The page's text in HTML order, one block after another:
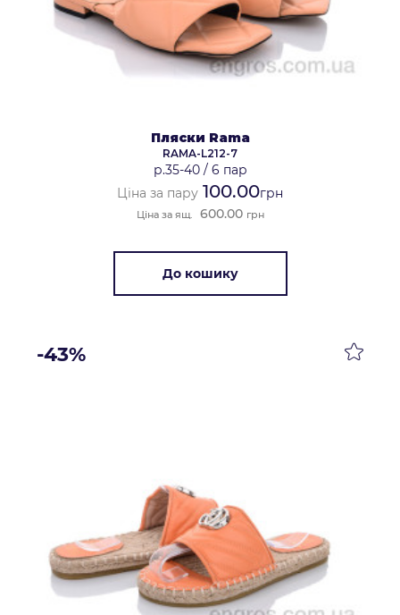
Пляски Rama
RAMA-L212-7
р.35-40/ 6 пар
Ціна за пару 100.00грн
Ціна за ящ. 600.00 грн
До кошику
-43%